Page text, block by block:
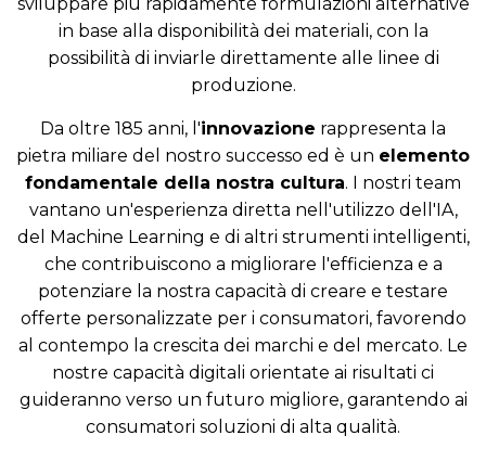
sviluppare più rapidamente formulazioni alternative
in base alla disponibilità dei materiali, con la
possibilità di inviarle direttamente alle linee di
produzione.
Da oltre 185 anni, l'innovazione rappresenta la
pietra miliare del nostro successo ed è un elemento
fondamentale della nostra cultura. I nostri team
vantano un'esperienza diretta nell'utilizzo dell'IA,
del Machine Learning e di altri strumenti intelligenti,
che contribuiscono a migliorare l'efficienza e a
potenziare la nostra capacità di creare e testare
offerte personalizzate per i consumatori, favorendo
al contempo la crescita dei marchi e del mercato. Le
nostre capacità digitali orientate ai risultati ci
guideranno verso un futuro migliore, garantendo ai
consumatori soluzioni di alta qualità.
I
m
S